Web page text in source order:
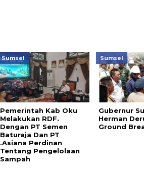
Sumsel
Pemerintah Kab Oku
Melakukan RDF.
Dengan PT Semen
Baturaja Dan PT
.Asiana Perdinan
Tentang Pengelolaan
Sampah
Sumsel
Gubernur
Herman
Ground